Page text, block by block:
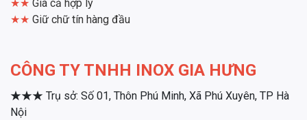
★★ Giá cả hợp lý
★★ Giữ chữ tín hàng đầu
CÔNG TY TNHH INOX GIA HƯNG
★★★ Trụ sở: Số 01, Thôn Phú Minh, Xã Phú Xuyên, TP Hà
Nội